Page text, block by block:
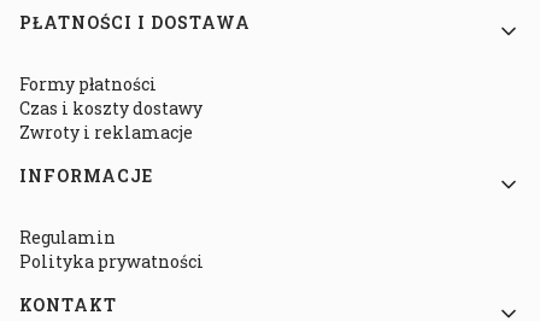
PŁATNOŚCI I DOSTAWA
Formy płatności
Czas i koszty dostawy
Zwroty i reklamacje
INFORMACJE
Regulamin
Polityka prywatności
KONTAKT